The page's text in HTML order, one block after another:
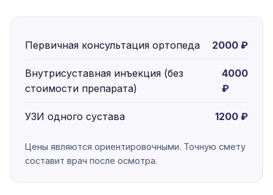
Первичная консультация ортопеда 2000 ₽
Внутрисуставная инъекция (без
стоимости препарата)
4000
₽
УЗИ одного сустава 1200 ₽
Цены являются ориентировочными. Точную смету
составит врач после осмотра.